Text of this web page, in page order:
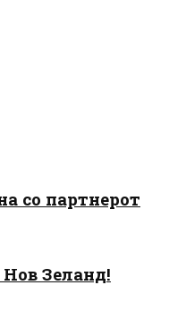
со партнерот
Нов Зеланд!